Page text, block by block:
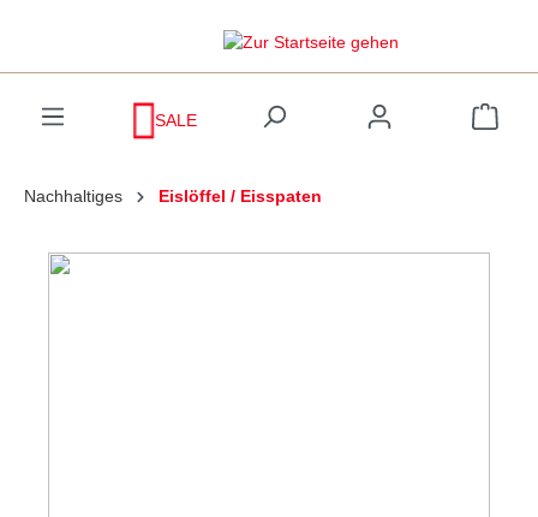
SALE
Nachhaltiges Eislöffel / Eisspaten